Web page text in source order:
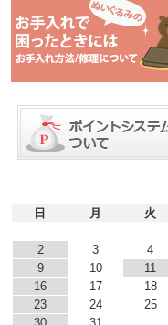
日
月 火
2
3 4
9
10 11
16
17 18
23
24 25